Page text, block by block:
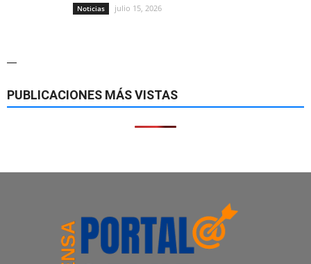
Noticias julio 15, 2026
—
PUBLICACIONES MÁS VISTAS